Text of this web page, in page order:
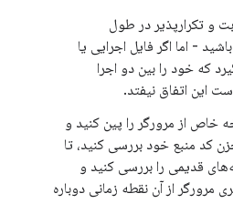
و تکرارپذیر در طول
- اما اگر فایل اجرایی یا
که خود را بین دو اجرا
این اتفاق نیفتد.
از مرورگر را پین کنید و
کد منبع خود بررسی کنید، تا
قدیمی را بررسی کنید و
مرورگر از آن نقطه زمانی دوباره